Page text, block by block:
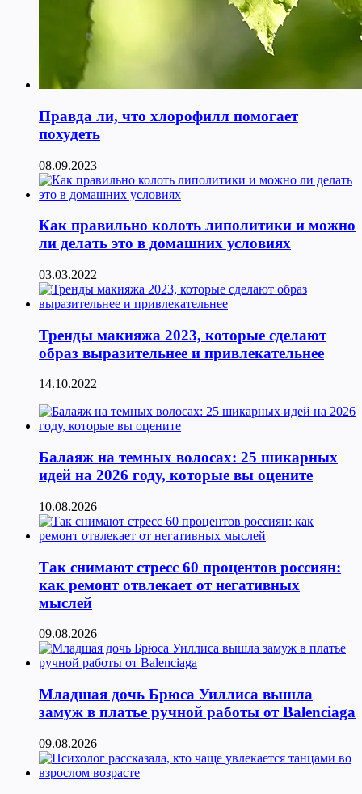
Правда ли, что хлорофилл помогает
похудеть
08.09.2023
Как правильно колоть липолитики и можно
ли делать это в домашних условиях
03.03.2022
Тренды макияжа 2023, которые сделают
образ выразительнее и привлекательнее
14.10.2022
Балаяж на темных волосах: 25 шикарных
идей на 2026 году, которые вы оцените
10.08.2026
Так снимают стресс 60 процентов россиян:
как ремонт отвлекает от негативных
мыслей
09.08.2026
Младшая дочь Брюса Уиллиса вышла
замуж в платье ручной работы от Balenciaga
09.08.2026